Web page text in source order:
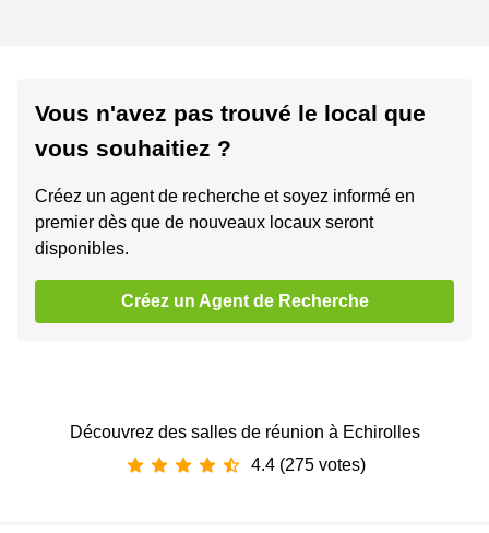
Vous n'avez pas trouvé le local que
vous souhaitiez ?
Créez un agent de recherche et soyez informé en
premier dès que de nouveaux locaux seront
disponibles.
Créez un Agent de Recherche
Découvrez des salles de réunion à Echirolles
4.4 (275 votes)